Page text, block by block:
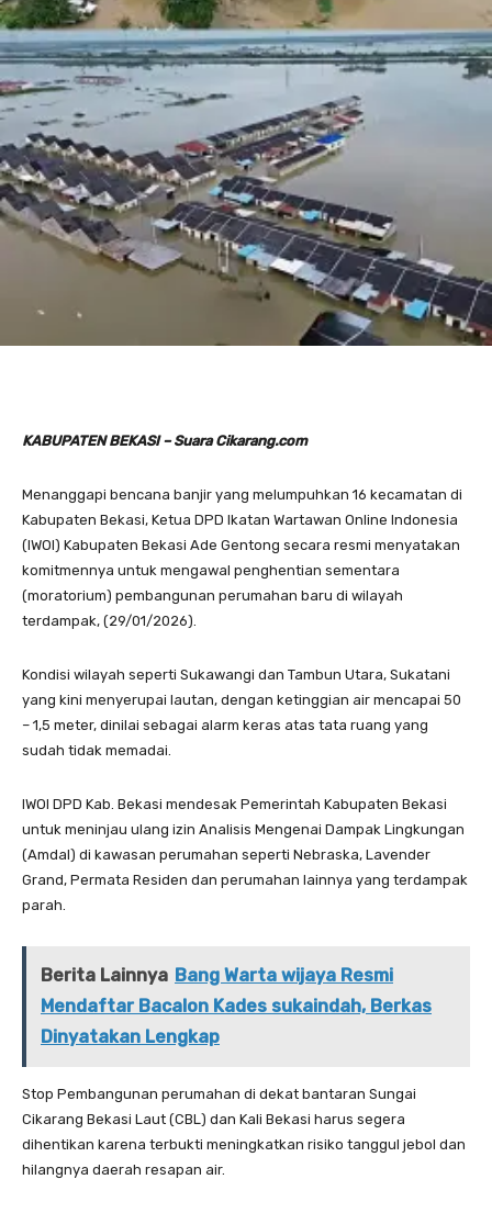
KABUPATEN BEKASI – Suara Cikarang.com
Menanggapi bencana banjir yang melumpuhkan 16 kecamatan di
Kabupaten Bekasi, Ketua DPD Ikatan Wartawan Online Indonesia
(IWOI) Kabupaten Bekasi Ade Gentong secara resmi menyatakan
komitmennya untuk mengawal penghentian sementara
(moratorium) pembangunan perumahan baru di wilayah
terdampak, (29/01/2026).
Kondisi wilayah seperti Sukawangi dan Tambun Utara, Sukatani
yang kini menyerupai lautan, dengan ketinggian air mencapai 50
– 1,5 meter, dinilai sebagai alarm keras atas tata ruang yang
sudah tidak memadai.
IWOI DPD Kab. Bekasi mendesak Pemerintah Kabupaten Bekasi
untuk meninjau ulang izin Analisis Mengenai Dampak Lingkungan
(Amdal) di kawasan perumahan seperti Nebraska, Lavender
Grand, Permata Residen dan perumahan lainnya yang terdampak
parah.
Berita Lainnya Bang Warta wijaya Resmi
Mendaftar Bacalon Kades sukaindah, Berkas
Dinyatakan Lengkap
Stop Pembangunan perumahan di dekat bantaran Sungai
Cikarang Bekasi Laut (CBL) dan Kali Bekasi harus segera
dihentikan karena terbukti meningkatkan risiko tanggul jebol dan
hilangnya daerah resapan air.